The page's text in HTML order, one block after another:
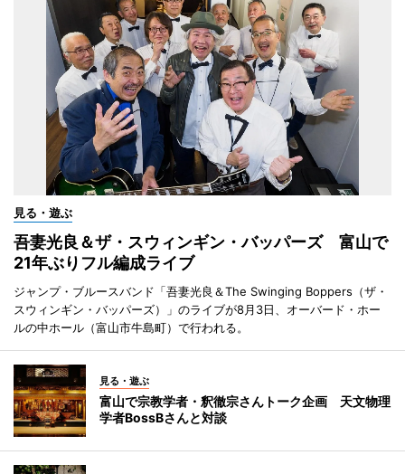
見る・遊ぶ
吾妻光良＆ザ・スウィンギン・バッパーズ 富山で
21年ぶりフル編成ライブ
ジャンプ・ブルースバンド「吾妻光良＆The Swinging Boppers（ザ・
スウィンギン・バッパーズ）」のライブが8月3日、オーバード・ホー
ルの中ホール（富山市牛島町）で行われる。
見る・遊ぶ
富山で宗教学者・釈徹宗さんトーク企画 天文物理
学者BossBさんと対談